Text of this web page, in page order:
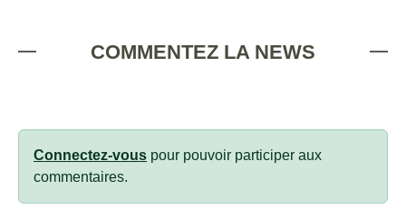
COMMENTEZ LA NEWS
Connectez-vous pour pouvoir participer aux
commentaires.